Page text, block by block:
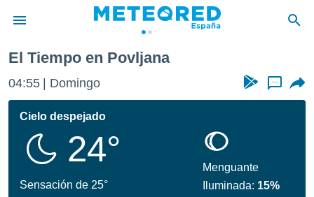
de
por
se
calidad.
a este
las
El Tiempo en Povljana
04:55 Domingo ...
Cielo despejado
24°
Sensación de 25°
Menguante
Iluminada: 15%